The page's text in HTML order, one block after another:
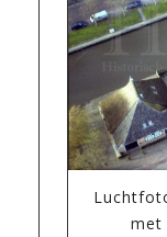
met